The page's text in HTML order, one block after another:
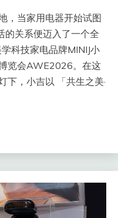
，当家用电器开始试图
的关系便迈入了一个全
科技家电品牌MINIJ小
览会AWE2026。在这
下，小吉以 「共生之美·